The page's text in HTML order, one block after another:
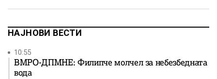
свежа пастрмка, македонски специјалитети,
памети. Постојат места кои […]
НАЈНОВИ ВЕСТИ
10:55
ВМРО-ДПМНЕ: Филипче молчел за небезбедната
вода